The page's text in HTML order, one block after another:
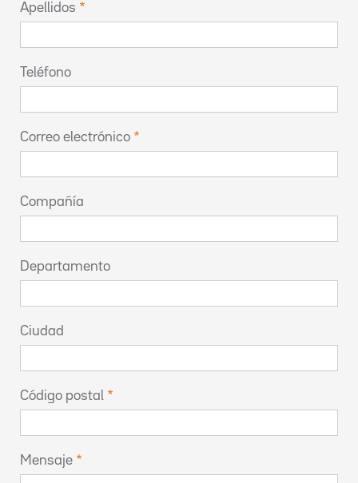
Apellidos
Teléfono
Correo electrónico
Compañía
Departamento
Ciudad
Código postal
Mensaje